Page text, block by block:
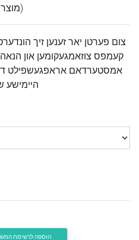
(1 מוצרים)
צום פערטן יאר זענען זיך
קעמפס צוזאמגעקומען און
אמסטערדאם אראפגעשפילט
היימישע
הוספה לרשימת המשאלות שלי